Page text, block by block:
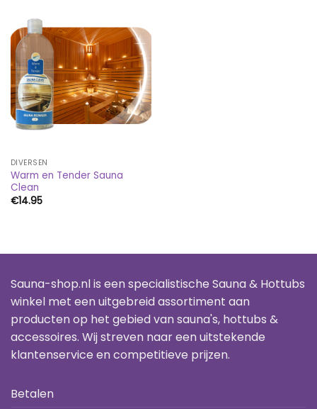
DIVERSEN
Warm en Tender Sauna
Clean
€14.95
Sauna-shop.nl is een specialistische Sauna & Hottubs
winkel met een uitgebreid assortiment aan
producten op het gebied van sauna's, hottubs &
accessoires. Wij streven naar een uitstekende
klantenservice en competitieve prijzen.
Betalen